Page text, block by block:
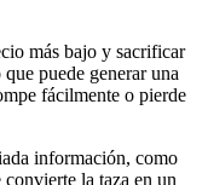
más bajo y sacrificar
puede generar una
fácilmente o pierde
información, como
la taza en un